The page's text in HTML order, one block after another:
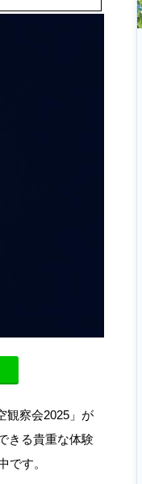
観察会2025」が
きる貴重な体験
です。